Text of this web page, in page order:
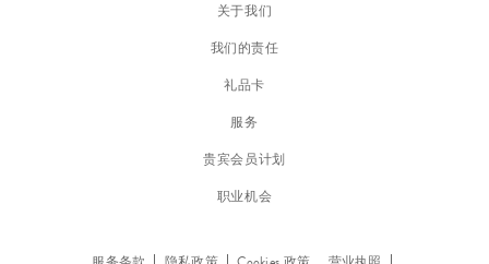
关于我们
我们的责任
礼品卡
服务
贵宾会员计划
职业机会